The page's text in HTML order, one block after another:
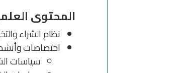
المحتوى
نظام الشراء
اختصاصات
سياسات